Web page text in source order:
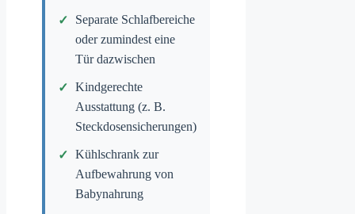
Separate Schlafbereiche
oder zumindest eine
Tür dazwischen
Kindgerechte
Ausstattung (z. B.
Steckdosensicherungen)
Kühlschrank zur
Aufbewahrung von
Babynahrung